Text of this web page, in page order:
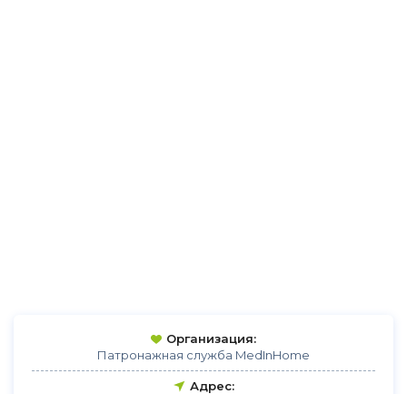
Организация:
Патронажная служба MedInHome
Адрес: